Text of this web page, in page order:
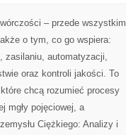
– przede wszystkim
o tym, co go wspiera:
zasilaniu, automatyzacji,
oraz kontroli jakości. To
chcą rozumieć procesy
mgły pojęciowej, a
Ciężkiego: Analizy i